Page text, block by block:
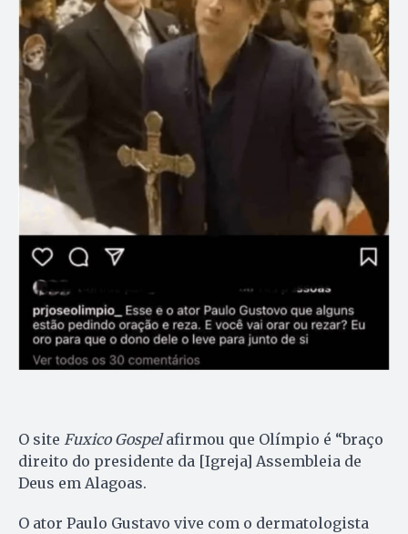
O site Fuxico Gospelafirmou que Olímpio é “braço
direito do presidente da [Igreja] Assembleia de
Deus em Alagoas.
O ator Paulo Gustavo vive com o dermatologista